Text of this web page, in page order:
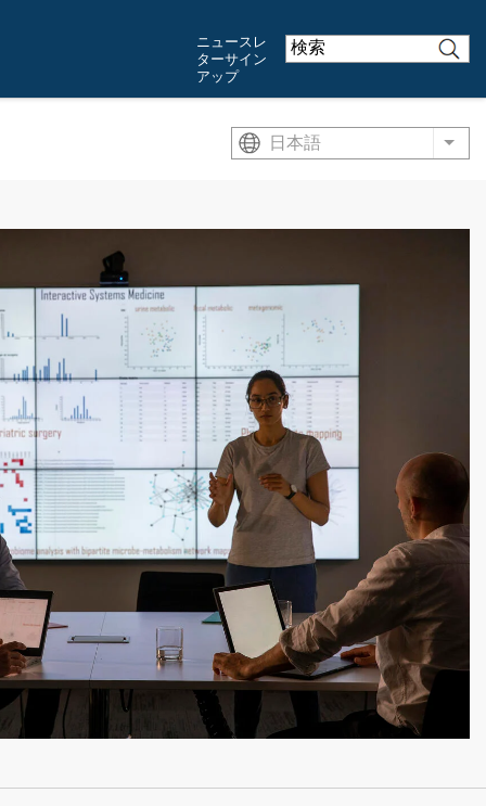
ニュースレ
ターサイン
アップ
日本語 List